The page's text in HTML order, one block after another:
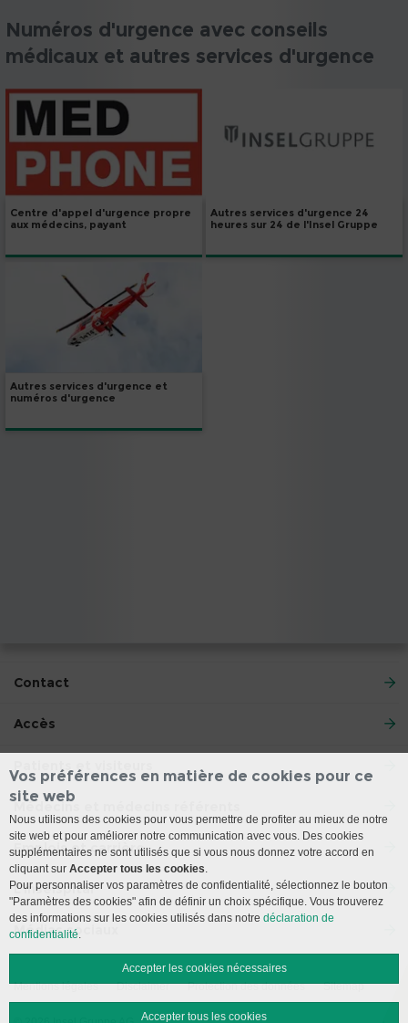
Numéros d'urgence avec conseils
médicaux et autres services d'urgence
Centre d'appel d'urgence propre
aux médecins, payant
Autres services d'urgence 24
heures sur 24 de l'Insel Gruppe
Autres services d'urgence et
numéros d'urgence
Contact
Accès
Patients et visiteurs
Médecins et médecins référents
Emplois et carrière
L’Inselspital
Médias sociaux
Mentions légales Disclaimer Protection des données Sitemap
Vos préférences en matière de cookies pour ce
site web
Nous utilisons des cookies pour vous permettre de profiter au mieux de notre
site web et pour améliorer notre communication avec vous. Des cookies
supplémentaires ne sont utilisés que si vous nous donnez votre accord en
cliquant sur Accepter tous les cookies.
Pour personnaliser vos paramètres de confidentialité, sélectionnez le bouton
"Paramètres des cookies" afin de définir un choix spécifique. Vous trouverez
des informations sur les cookies utilisés dans notre déclaration de
confidentialité.
Accepter les cookies nécessaires
Accepter tous les cookies